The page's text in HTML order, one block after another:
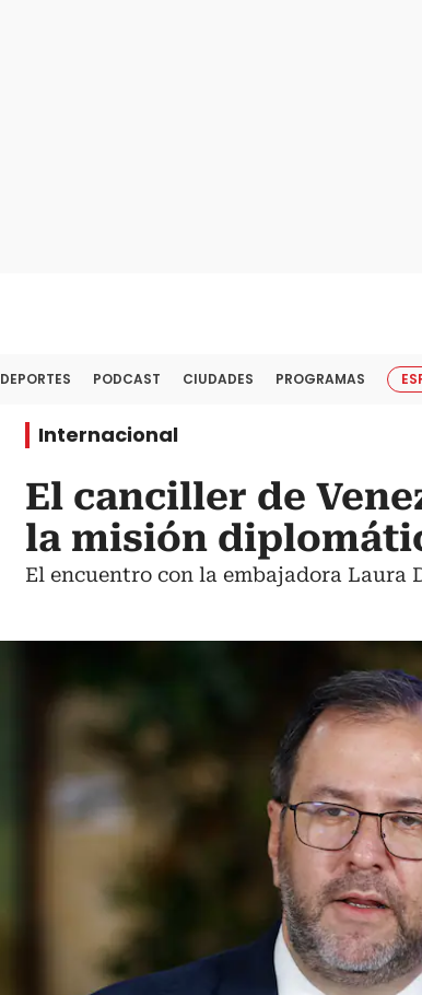
DEPORTES PODCAST CIUDADES PROGRAMAS
Internacional
El canciller de
la misión
El encuentro con la embajadora Laura